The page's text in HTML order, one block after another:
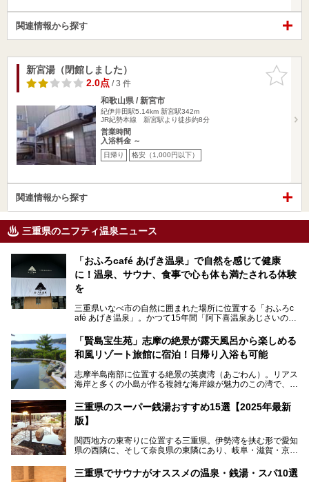
関連情報から探す
お気に入
りに追加
新宮湯（閉館しました）
2.0点/ 3 件
和歌山県 / 新宮市
紀伊井田駅5.14km 新宮駅342m
JR紀勢本線 新宮駅より徒歩約8分
営業時間
入浴料金 ～
日帰り 格安（1,000円以下）
関連情報から探す
三重県のニフティ温泉ニュース
「おふろcafé あげき温泉」で自然を感じて健康
に！温泉、サウナ、食事で心も体も満たされる体験
を
三重県いなべ市の自然に囲まれた場所に位置する「おふろc
afé あげき温泉」。かつて15年間「阿下喜温泉あじさいの
泊が楽しめる施設として2024年4月に新しく生まれ変わりま
した！
ていた施設……。今回は、地元の方から観光客まで楽しめる
「おふろcafé あげき温泉」をじっくりご紹介していきま
「賢島宝生苑」志摩の絶景が露天風呂から楽しめる
和風リゾート旅館に宿泊！日帰り入浴も可能
志摩半島南部に位置する絶景の英虞湾（あごわん）。リアス
海岸と多くの小島が作る複雑な海岸線が魅力のこの湾で、最
らも英虞湾が一望できる人気の旅館「賢島宝生苑（かしこじ
まほうじょうえん）」をご紹介します。日帰り入浴もできま
すよ！
───
提供元：賢島宝生苑【PR】
三重県のスーパー銭湯おすすめ15選【2025年最新
版】
関西地方の東寄りに位置する三重県。伊勢湾を挟む形で愛知
県の西隣に、そして奈良県の東隣にあり、岐阜・滋賀・京
伊勢神宮を擁する伊勢志摩や、世界遺産に登録された熊野古
道をはじめ、鳥羽水族館、忍者の里・伊賀、鈴鹿サーキッ
三重県でサウナがオススメの温泉・銭湯・スパ10選